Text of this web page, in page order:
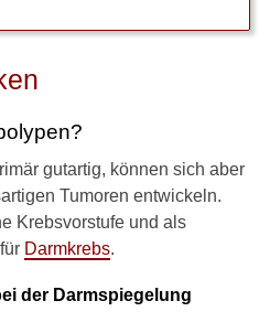
gutartig, können sich aber
Tumoren entwickeln.
Krebsvorstufe und als
Darmkrebs.
der Darmspiegelung